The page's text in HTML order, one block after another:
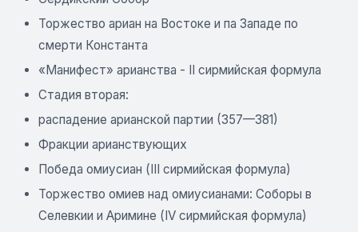
Торжество ариан на Востоке и па Западе по
смерти Константа
«Манифест» арианства - II сирмийская формула
Стадия вторая:
распадение арианской партии (357—381)
Фракции арианствующих
Победа омиусиан (III сирмийская формула)
Торжество омиев над омиусианами: Соборы в
Селевкии и Аримине (IV сирмийская формула)